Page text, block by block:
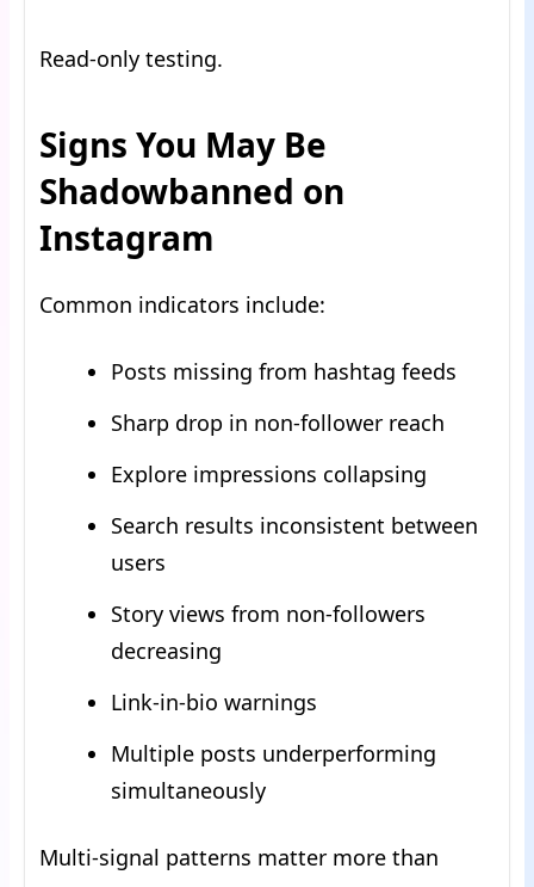
Read-only testing.
Signs You May Be
Shadowbanned on
Instagram
Common indicators include:
Posts missing from hashtag feeds
Sharp drop in non-follower reach
Explore impressions collapsing
Search results inconsistent between
users
Story views from non-followers
decreasing
Link-in-bio warnings
Multiple posts underperforming
simultaneously
Multi-signal patterns matter more than